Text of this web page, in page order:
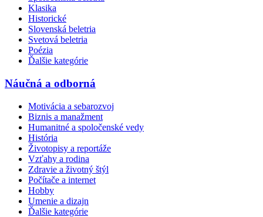
Klasika
Historické
Slovenská beletria
Svetová beletria
Poézia
Ďalšie kategórie
Náučná a odborná
Motivácia a sebarozvoj
Biznis a manažment
Humanitné a spoločenské vedy
História
Životopisy a reportáže
Vzťahy a rodina
Zdravie a životný štýl
Počítače a internet
Hobby
Umenie a dizajn
Ďalšie kategórie